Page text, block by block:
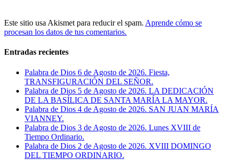
Este sitio usa Akismet para reducir el spam. Aprende cómo se
procesan los datos de tus comentarios.
Entradas recientes
Palabra de Dios 6 de Agosto de 2026. Fiesta,
TRANSFIGURACIÓN DEL SEÑOR.
Palabra de Dios 5 de Agosto de 2026. LA DEDICACIÓN
DE LA BASÍLICA DE SANTA MARÍA LA MAYOR.
Palabra de Dios 4 de Agosto de 2026. SAN JUAN MARÍA
VIANNEY.
Palabra de Dios 3 de Agosto de 2026. Lunes XVIII de
Tiempo Ordinario.
Palabra de Dios 2 de Agosto de 2026. XVIII DOMINGO
DEL TIEMPO ORDINARIO.